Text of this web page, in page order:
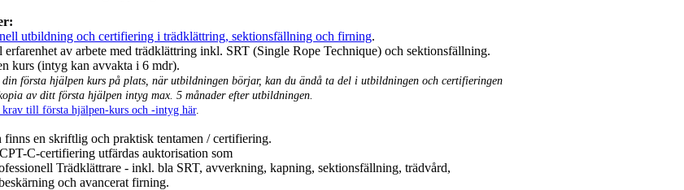
utbildning och certifiering i trädklättring, sektionsfällning och firning.
erfarenhet av arbete med trädklättring inkl. SRT (Single Rope Technique) och sektionsfällning.
kurs (intyg kan avvakta i 6 mdr).
första hjälpen kurs på plats, när utbildningen börjar, kan du ändå ta del i utbildningen och certifieringen
av ditt första hjälpen intyg max. 5 månader efter utbildningen.
krav till första hjälpen-kurs och -intyg här.
finns en skriftlig och praktisk tentamen / certifiering.
C-certifiering utfärdas auktorisation som
Trädklättrare - inkl. bla SRT, avverkning, kapning, sektionsfällning, trädvård,
och avancerat firning.